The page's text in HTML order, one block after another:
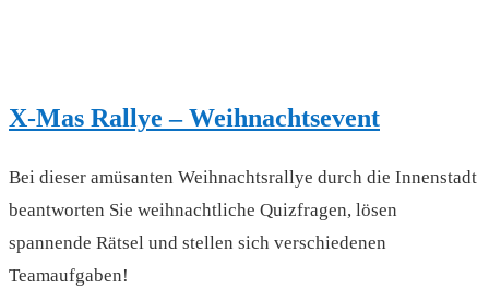
X-Mas Rallye – Weihnachtsevent
Bei dieser amüsanten Weihnachtsrallye durch die Innenstadt
beantworten Sie weihnachtliche Quizfragen, lösen
spannende Rätsel und stellen sich verschiedenen
Teamaufgaben!